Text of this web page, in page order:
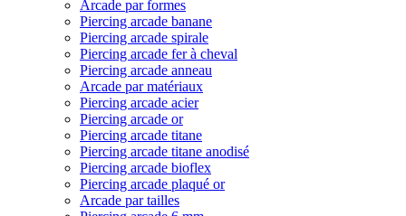
Arcade par formes
Piercing arcade banane
Piercing arcade spirale
Piercing arcade fer à cheval
Piercing arcade anneau
Arcade par matériaux
Piercing arcade acier
Piercing arcade or
Piercing arcade titane
Piercing arcade titane anodisé
Piercing arcade bioflex
Piercing arcade plaqué or
Arcade par tailles